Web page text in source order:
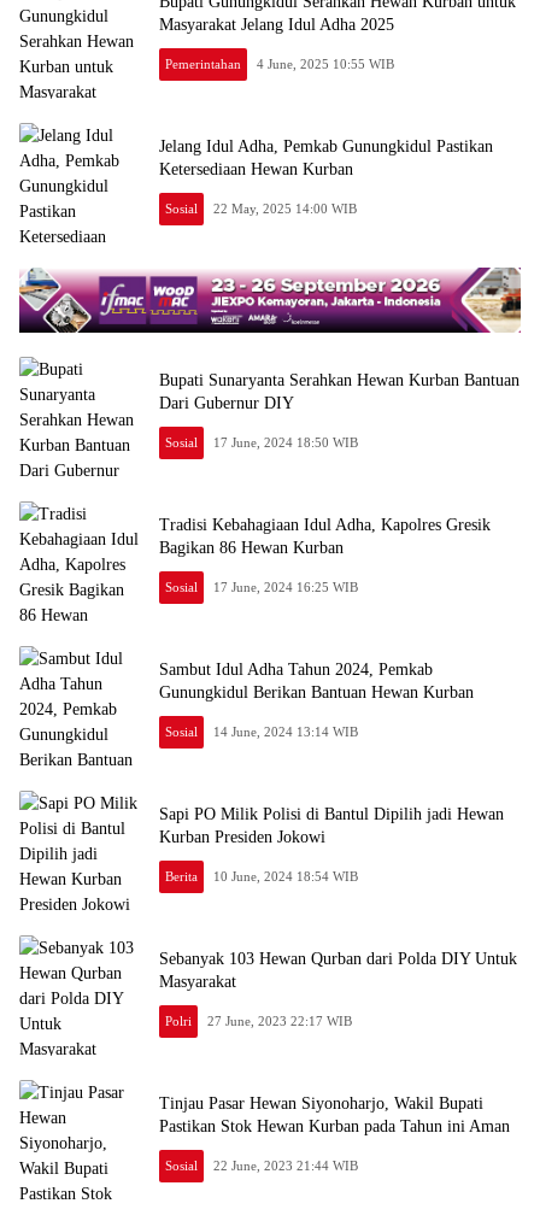
Masyarakat Jelang Idul Adha 2025
Pemerintahan 4 June, 2025 10:55 WIB
Jelang Idul Adha, Pemkab Gunungkidul Pastikan
Ketersediaan Hewan Kurban
Sosial 22 May, 2025 14:00 WIB
Bupati Sunaryanta Serahkan Hewan Kurban Bantuan
Dari Gubernur DIY
Sosial 17 June, 2024 18:50 WIB
Tradisi Kebahagiaan Idul Adha, Kapolres Gresik
Bagikan 86 Hewan Kurban
Sosial 17 June, 2024 16:25 WIB
Sambut Idul Adha Tahun 2024, Pemkab
Gunungkidul Berikan Bantuan Hewan Kurban
Sosial 14 June, 2024 13:14 WIB
Sapi PO Milik Polisi di Bantul Dipilih jadi Hewan
Kurban Presiden Jokowi
Berita 10 June, 2024 18:54 WIB
Sebanyak 103 Hewan Qurban dari Polda DIY Untuk
Masyarakat
Polri 27 June, 2023 22:17 WIB
Tinjau Pasar Hewan Siyonoharjo, Wakil Bupati
Pastikan Stok Hewan Kurban pada Tahun ini Aman
Sosial 22 June, 2023 21:44 WIB